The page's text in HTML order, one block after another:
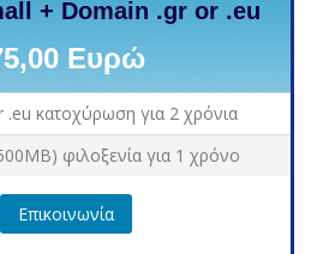
+ Domain .gr or .eu
Ευρώ
κατοχύρωση για 2 χρόνια
φιλοξενία για 1 χρόνο
Επικοινωνία